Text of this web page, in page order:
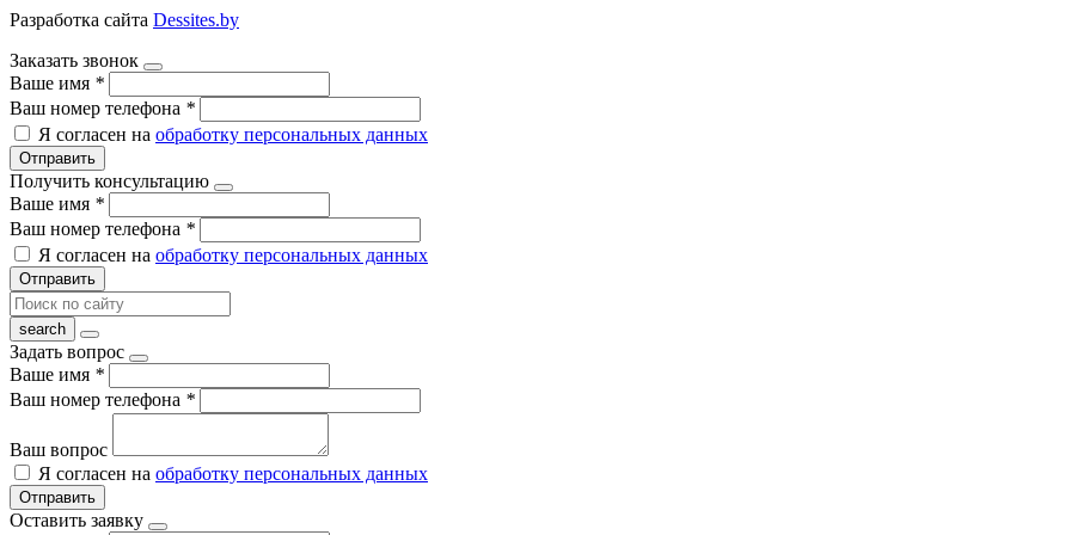
Разработка сайта Dessites.by
Заказать звонок
Ваше имя *
Ваш номер телефона *
Я согласен на обработку персональных данных
Отправить
Получить консультацию
Ваше имя *
Ваш номер телефона *
Я согласен на обработку персональных данных
Отправить
Задать вопрос
Ваше имя *
Ваш номер телефона *
Ваш вопрос
Я согласен на обработку персональных данных
Отправить
Оставить заявку